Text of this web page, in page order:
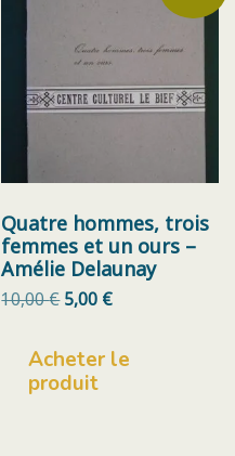
Quatre hommes, trois
femmes et un ours –
Amélie Delaunay
10,00€ Le
était :
10,00 €.
5,00 €Le
est :
Acheter le
produit